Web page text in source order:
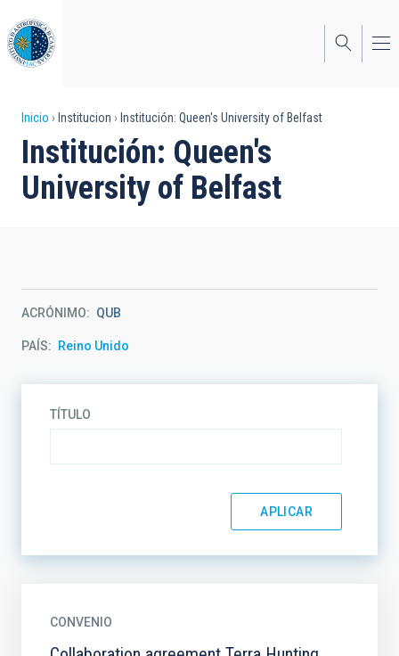
al
contenido
principal
Sobrescribir
enlaces
de
navegación
Inicio Institucion Institución: Queen's University of Belfast
Institución: Queen's
University of Belfast
ACRÓNIMO QUB
PAÍS Reino Unido
TÍTULO
CONVENIO